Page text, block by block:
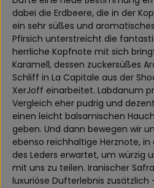
dabei die Erdbeere, die in der
ein sehr süßes und
Pfirsich unterstreicht die
herrliche Kopfnote mit sich
Karamell, dessen zuckersüßes
Schliff in La Capitale aus der
XerJoff einarbeitet. Labdanum
Vergleich eher pudrig und
einen leicht balsamischen
geben. Und dann bewegen wir
ebenso reichhaltige Herznote, in
des Leders erwartet, um würzig
mit uns zu teilen. Iranischer
luxuriöse Dufterlebnis zusätzlich